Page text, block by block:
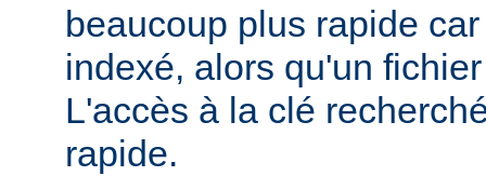
beaucoup plus rapide
indexé, alors qu'un
L'accès à la clé
rapide.